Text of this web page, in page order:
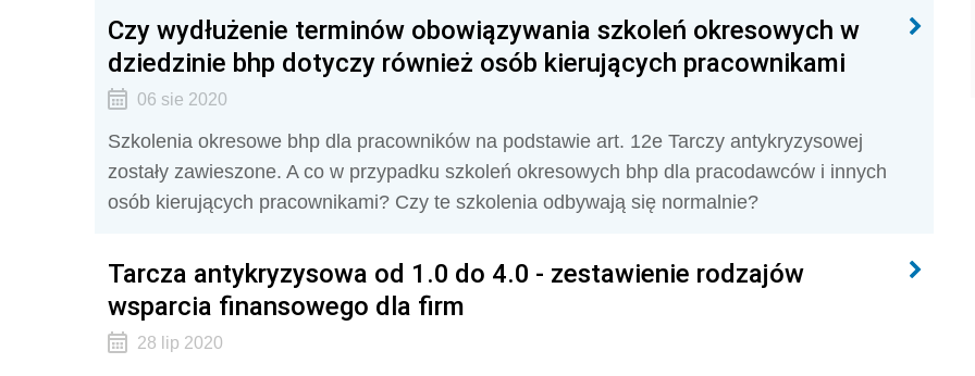
Czy wydłużenie terminów obowiązywania szkoleń okresowych w
dziedzinie bhp dotyczy również osób kierujących pracownikami
06 sie 2020
Szkolenia okresowe bhp dla pracowników na podstawie art. 12e Tarczy antykryzysowej
zostały zawieszone. A co w przypadku szkoleń okresowych bhp dla pracodawców i innych
osób kierujących pracownikami? Czy te szkolenia odbywają się normalnie?
Tarcza antykryzysowa od 1.0 do 4.0 - zestawienie rodzajów
wsparcia finansowego dla firm
28 lip 2020